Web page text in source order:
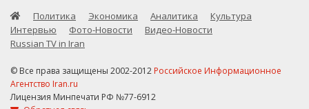
Политика Экономика Аналитика
Культура
Интервью
Фото-Новости
Видео-Новости
Russian TV in Iran
© Все права защищены 2002-2012 Российское Информационное
Агентство Iran.ru
Лицензия Минпечати РФ №77-6912